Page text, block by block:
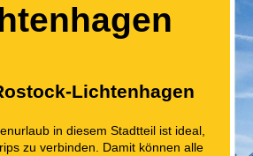
Lichtenhagen
in diesem Stadtteil ist ideal,
zu verbinden. Damit können alle